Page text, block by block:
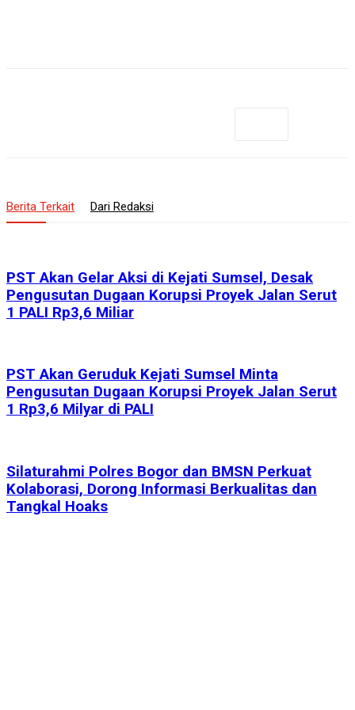
Berita Terkait Dari Redaksi
PST Akan Gelar Aksi di Kejati Sumsel, Desak
Pengusutan Dugaan Korupsi Proyek Jalan Serut
1 PALI Rp3,6 Miliar
PST Akan Geruduk Kejati Sumsel Minta
Pengusutan Dugaan Korupsi Proyek Jalan Serut
1 Rp3,6 Milyar di PALI
Silaturahmi Polres Bogor dan BMSN Perkuat
Kolaborasi, Dorong Informasi Berkualitas dan
Tangkal Hoaks